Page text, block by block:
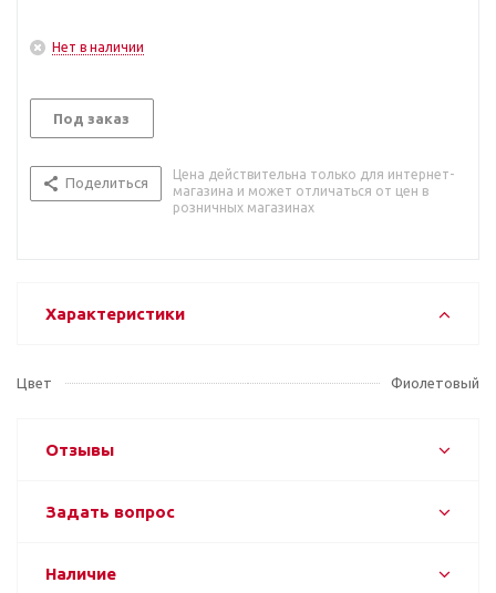
Нет в наличии
Под заказ
Поделиться
Цена действительна только для интернет-
магазина и может отличаться от цен в
розничных магазинах
Характеристики
Цвет Фиолетовый
Отзывы
Задать вопрос
Наличие